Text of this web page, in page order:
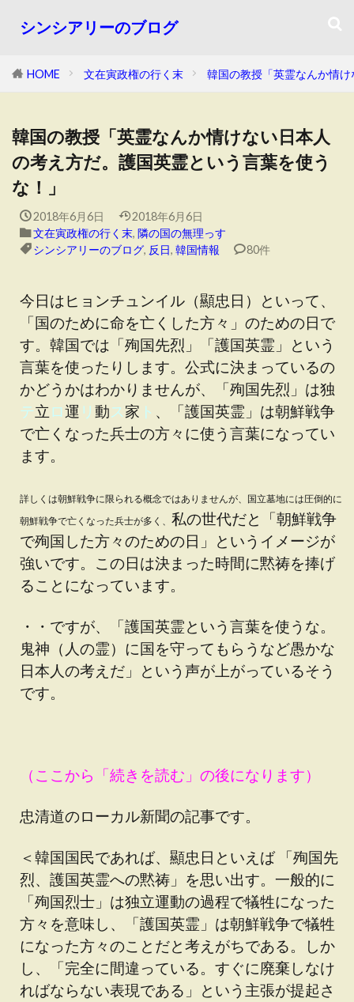
シンシアリーのブログ
HOME 文在寅政権の行く末 韓国の教授「英霊なんか情
韓国の教授「英霊なんか情けない日本人
の考え方だ。護国英霊という言葉を使う
な！」
2018年6月6日
2018年6月6日
文在寅政権の行く末, 隣の国の無理っす
シンシアリーのブログ, 反日, 韓国情報 80件
今日はヒョンチュンイル（顯忠日）といって、
「国のために命を亡くした方々」のための日で
す。韓国では「殉国先烈」「護国英霊」という
言葉を使ったりします。公式に決まっているの
かどうかはわかりませんが、「殉国先烈」は独
テ立 ロ運 リ 動ス家 ト 、「護国英霊」は朝鮮戦争
で亡くなった兵士の方々に使う言葉になってい
ます。
詳しくは朝鮮戦争に限られる概念ではありませんが、国立墓地には圧倒的に
朝鮮戦争で亡くなった兵士が多く、 私の世代だと「朝鮮戦争
で殉国した方々のための日」というイメージが
強いです。この日は決まった時間に黙祷を捧げ
ることになっています。
・・ですが、「護国英霊という言葉を使うな。
鬼神（人の霊）に国を守ってもらうなど愚かな
日本人の考えだ」という声が上がっているそう
です。
（ここから「続きを読む」の後になります）
忠清道のローカル新聞の記事です。
＜韓国国民であれば、顯忠日といえば 「殉国先
烈、護国英霊への黙祷」を思い出す。一般的に
「殉国烈士」は独立運動の過程で犠牲になった
方々を意味し、「護国英霊」は朝鮮戦争で犠牲
になった方々のことだと考えがちである。しか
し、「完全に間違っている。すぐに廃棄しなけ
ればならない表現である」という主張が提起さ